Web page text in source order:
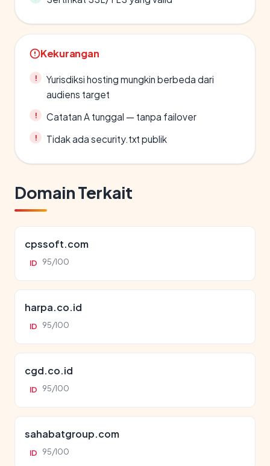
Kekurangan
Yurisdiksi hosting mungkin berbeda dari
audiens target
Catatan A tunggal — tanpa failover
Tidak ada security.txt publik
Domain Terkait
cpssoft.com
ID 95/100
harpa.co.id
ID 95/100
cgd.co.id
ID 95/100
sahabatgroup.com
ID 95/100